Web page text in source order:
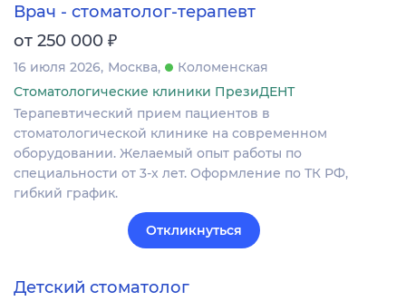
Врач - стоматолог-терапевт
от 250 000 ₽
16 июля 2026 Москва
Коломенская
Стоматологические клиники ПрезиДЕНТ
Терапевтический прием пациентов в
стоматологической клинике на современном
оборудовании. Желаемый опыт работы по
специальности от 3-х лет. Оформление по ТК РФ,
гибкий график.
Откликнуться
Детский стоматолог